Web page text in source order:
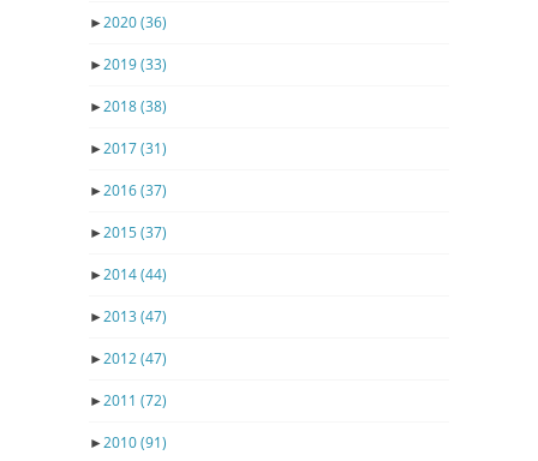
►2020(36)
►2019(33)
►2018(38)
►2017(31)
►2016(37)
►2015(37)
►2014(44)
►2013 (47)
►2012(47)
►2011 (72)
►2010(91)